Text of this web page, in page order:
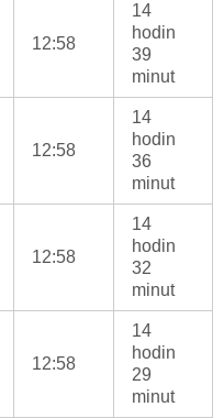
12:58
14
hodin
39
minut
12:58
14
hodin
36
minut
12:58
14
hodin
32
minut
12:58
14
hodin
29
minut